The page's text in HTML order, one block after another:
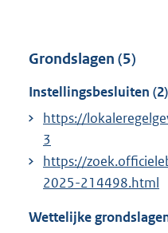
Grondslagen (5)
Instellingsbesluiten (2)
https://
3
https://
2025-214498.html
Wettelijke